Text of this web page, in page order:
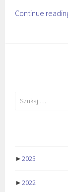
Continue
Szukaj:
►2023
►2022